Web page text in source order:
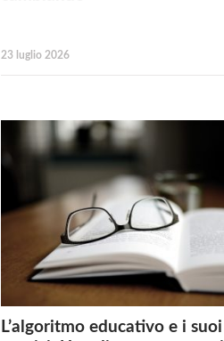
23 luglio 2026
L’algoritmo educativo e i suoi